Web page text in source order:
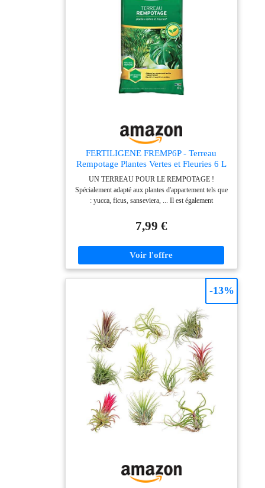
FERTILIGENE FREMP6P - Terreau
Rempotage Plantes Vertes et Fleuries 6 L
- Stimule la croissance et facilite
l'enracinement - Nourrit et reverdit en
continu - Avec engrais organique -
Fabriqué en France
UN TERREAU POUR LE REMPOTAGE !
Spécialement adapté aux plantes d'appartement tels que
: yucca, ficus, sanseviera, ... Il est également
terrasses. Pour un enracinement rapide, en rempotage
de plantes vertes ou plantes fleuries en pots, coupes ...
visiblement plus belles ! UNE COMPOSITION
UNIQUE : A base de tourbe, dolomie, compost vert et
restitue les éléments fertilisants pour la croissance. La
dolomie, source naturelle de calcium et de magnésium,
favorise l'assimilation des éléments nutritifs. Le
compost, aide à la fertilisation du sol. Les matières
végétales facilitent l'aération du sol et l'enracinement.
COMMENT L'UTILISER : En rempotage : Disposer
un lit de graviers ou de billes d'argiles de 2 cm dans le
contenant. Recouvrir avec du terreau à 1/3 de la
hauteur du pot. Placer la plante, compléter avec du
terreau. Tasser et arroser. En surfaçage : Epandre le
terreau sur 3 - 4 cm d'épaisseur. Griffer
superficiellement pour incorporer le nouveau terreau.
Arroser. COMMENT ARROSER ET DOSAGE :
Arroser abondamment lors de la plantation, puis 1 à 2
fois par semaine en fonction des besoins de la plante
diamètre. Ou 2 pots de 14x14x14 cm. Ou 1 pot de
18x18x18 cm. Utiliser de février à juin et de septembre
7,99 €
-13%